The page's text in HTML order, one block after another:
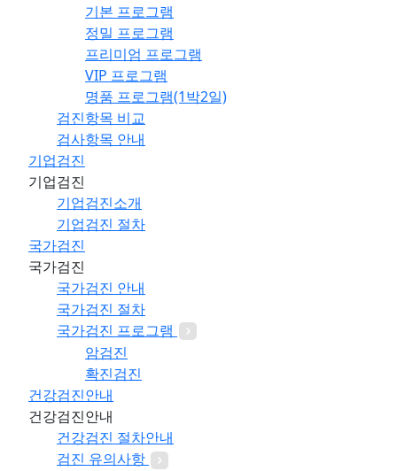
기본 프로그램
정밀 프로그램
프리미엄 프로그램
VIP 프로그램
명품 프로그램(1박2일)
검진항목 비교
검사항목 안내
기업검진
기업검진
기업검진소개
기업검진 절차
국가검진
국가검진
국가검진 안내
국가검진 절차
국가검진 프로그램
암검진
확진검진
건강검진안내
건강검진안내
건강검진 절차안내
검진 유의사항